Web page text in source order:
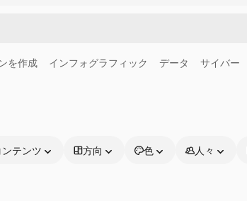
を作成 インフォグラフィック データ サイバー
テンツ 方向 色 人々